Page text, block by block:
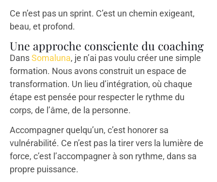
Ce n’est pas un sprint. C’est un chemin exigeant,
beau, et profond.
Une approche consciente du coaching
DansSomaluna, je n’ai pas voulu créer une simple
formation. Nous avons construit un espace de
transformation. Un lieu d’intégration, où chaque
étape est pensée pour respecter le rythme du
corps, de l’âme, de la personne.
Accompagner quelqu’un, c’est honorer sa
vulnérabilité. Ce n’est pas la tirer vers la lumière de
force, c’est l’accompagner à son rythme, dans sa
propre puissance.